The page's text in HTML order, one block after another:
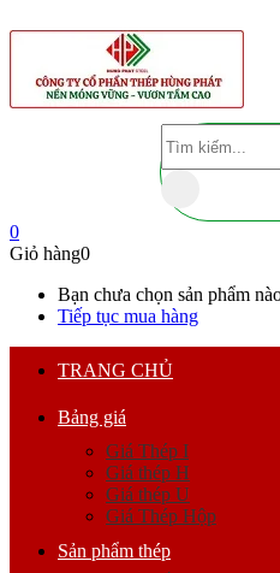
0
Giỏ hàng0
Bạn chưa chọn sản phẩm
Tiếp tục mua hàng
TRANG CHỦ
Bảng giá
Giá Thép I
Giá thép H
Giá thép U
Giá Thép Hộp
Sản phẩm thép